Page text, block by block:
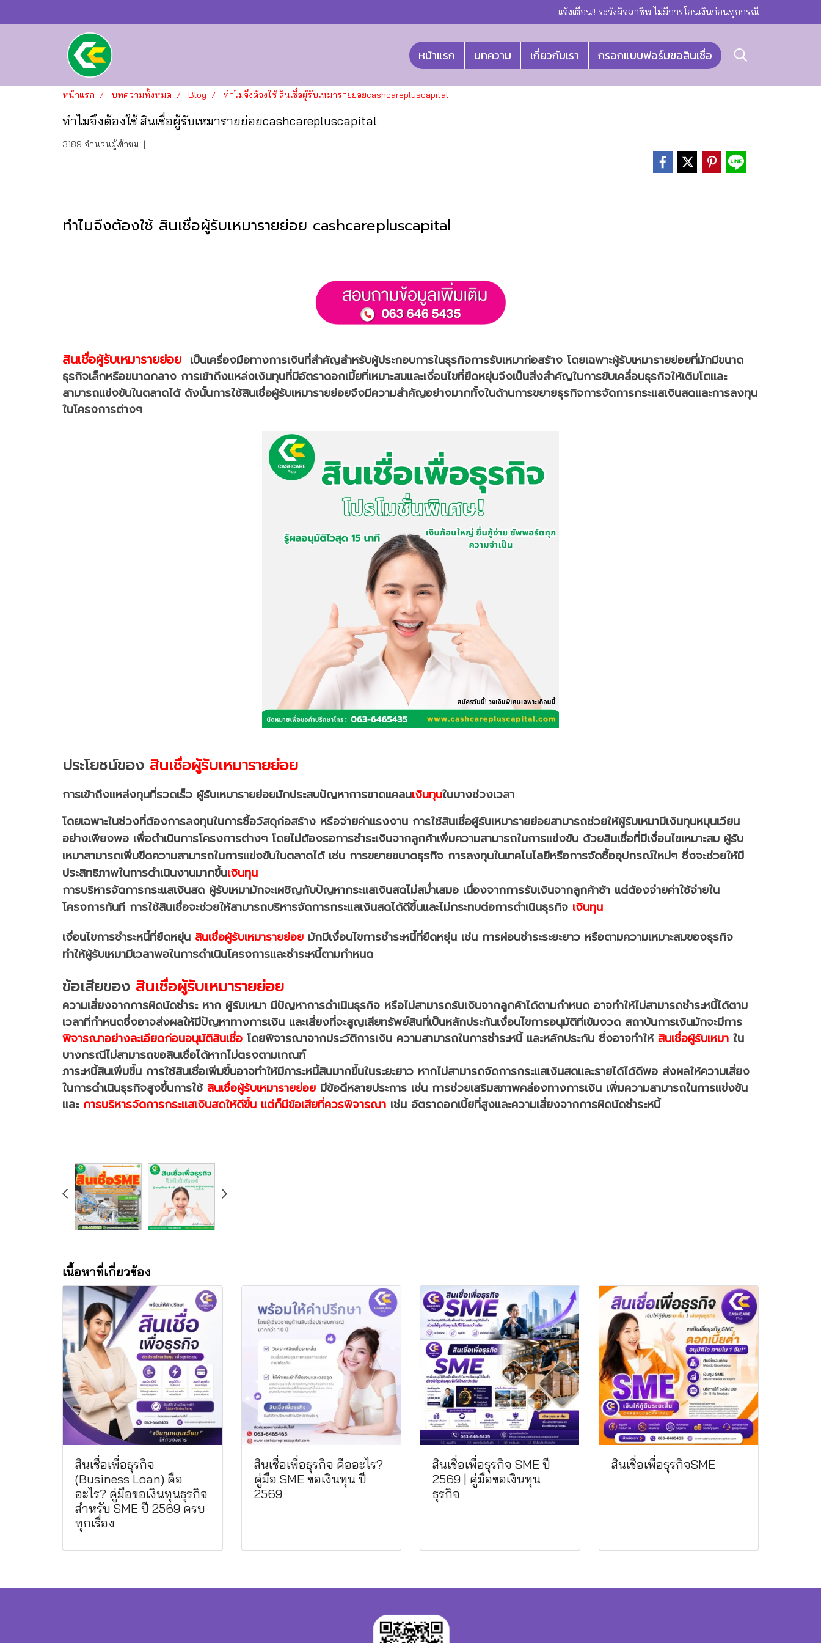
แจ้งเตือน!! ระวังมิจฉาชีพ ไม่มีการโอนเงินก่อนทุกกรณี
หน้าแรก บทความ เกี่ยวกับเรา กรอกแบบฟอร์มขอสินเชื่อ
หน้าแรก บทความทั้งหมด Blog ทำไมจึงต้องใช้ สินเชื่อผู้รับเหมารายย่อยcashcarepluscapital
ทำไมจึงต้องใช้ สินเชื่อผู้รับเหมารายย่อยcashcarepluscapital
3189 จำนวนผู้เข้าชม |
ทำไมจึงต้องใช้ สินเชื่อผู้รับเหมารายย่อย cashcarepluscapital
สินเชื่อผู้รับเหมารายย่อย เป็นเครื่องมือทางการเงินที่สำคัญสำหรับผู้ประกอบการในธุรกิจการรับเหมาก่อสร้าง โดยเฉพาะผู้รับเหมารายย่อยที่มักมีขนาด
ธุรกิจเล็กหรือขนาดกลาง การเข้าถึงแหล่งเงินทุนที่มีอัตราดอกเบี้ยที่เหมาะสมและเงื่อนไขที่ยืดหยุ่นจึงเป็นสิ่งสำคัญในการขับเคลื่อนธุรกิจให้เติบโตและ
สามารถแข่งขันในตลาดได้ ดังนั้นการใช้สินเชื่อผู้รับเหมารายย่อยจึงมีความสำคัญอย่างมากทั้งในด้านการขยายธุรกิจการจัดการกระแสเงินสดและการลงทุน
ในโครงการต่างๆ
ประโยชน์ของ สินเชื่อผู้รับเหมารายย่อย
การเข้าถึงแหล่งทุนที่รวดเร็ว ผู้รับเหมารายย่อยมักประสบปัญหาการขาดแคลนเงินทุนในบางช่วงเวลา
โดยเฉพาะในช่วงที่ต้องการลงทุนในการซื้อวัสดุก่อสร้าง หรือจ่ายค่าแรงงาน การใช้สินเชื่อผู้รับเหมารายย่อยสามารถช่วยให้ผู้รับเหมามีเงินทุนหมุนเวียน
อย่างเพียงพอ เพื่อดำเนินการโครงการต่างๆ โดยไม่ต้องรอการชำระเงินจากลูกค้าเพิ่มความสามารถในการแข่งขัน ด้วยสินเชื่อที่มีเงื่อนไขเหมาะสม ผู้รับ
เหมาสามารถเพิ่มขีดความสามารถในการแข่งขันในตลาดได้ เช่น การขยายขนาดธุรกิจ การลงทุนในเทคโนโลยีหรือการจัดซื้ออุปกรณ์ใหม่ๆ ซึ่งจะช่วยให้มี
ประสิทธิภาพในการดำเนินงานมากขึ้นเงินทุน
การบริหารจัดการกระแสเงินสด ผู้รับเหมามักจะเผชิญกับปัญหากระแสเงินสดไม่สม่ำเสมอ เนื่องจากการรับเงินจากลูกค้าช้า แต่ต้องจ่ายค่าใช้จ่ายใน
โครงการทันที การใช้สินเชื่อจะช่วยให้สามารถบริหารจัดการกระแสเงินสดได้ดีขึ้นและไม่กระทบต่อการดำเนินธุรกิจ เงินทุน
เงื่อนไขการชำระหนี้ที่ยืดหยุ่น สินเชื่อผู้รับเหมารายย่อย มักมีเงื่อนไขการชำระหนี้ที่ยืดหยุ่น เช่น การผ่อนชำระระยะยาว หรือตามความเหมาะสมของธุรกิจ
ทำให้ผู้รับเหมามีเวลาพอในการดำเนินโครงการและชำระหนี้ตามกำหนด
ข้อเสียของ สินเชื่อผู้รับเหมารายย่อย
ความเสี่ยงจากการผิดนัดชำระ หาก ผู้รับเหมา มีปัญหาการดำเนินธุรกิจ หรือไม่สามารถรับเงินจากลูกค้าได้ตามกำหนด อาจทำให้ไม่สามารถชำระหนี้ได้ตาม
เวลาที่กำหนดซึ่งอาจส่งผลให้มีปัญหาทางการเงิน และเสี่ยงที่จะสูญเสียทรัพย์สินที่เป็นหลักประกันเงื่อนไขการอนุมัติที่เข้มงวด สถาบันการเงินมักจะมีการ
พิจารณาอย่างละเอียดก่อนอนุมัติสินเชื่อ โดยพิจารณาจากประวัติการเงิน ความสามารถในการชำระหนี้ และหลักประกัน ซึ่งอาจทำให้ สินเชื่อผู้รับเหมา ใน
บางกรณีไม่สามารถขอสินเชื่อได้หากไม่ตรงตามเกณฑ์
ภาระหนี้สินเพิ่มขึ้น การใช้สินเชื่อเพิ่มขึ้นอาจทำให้มีภาระหนี้สินมากขึ้นในระยะยาว หากไม่สามารถจัดการกระแสเงินสดและรายได้ได้ดีพอ ส่งผลให้ความเสี่ยง
ในการดำเนินธุรกิจสูงขึ้นการใช้ สินเชื่อผู้รับเหมารายย่อย มีข้อดีหลายประการ เช่น การช่วยเสริมสภาพคล่องทางการเงิน เพิ่มความสามารถในการแข่งขัน
และ การบริหารจัดการกระแสเงินสดให้ดีขึ้น แต่ก็มีข้อเสียที่ควรพิจารณา เช่น อัตราดอกเบี้ยที่สูงและความเสี่ยงจากการผิดนัดชำระหนี้
เนื้อหาที่เกี่ยวข้อง
สินเชื่อเพื่อธุรกิจ
(Business Loan) คือ
อะไร? คู่มือขอเงินทุนธุรกิจ
สำหรับ SME ปี 2569 ครบ
ทุกเรื่อง
สินเชื่อเพื่อธุรกิจ คืออะไร?
คู่มือ SME ขอเงินทุน ปี
2569
สินเชื่อเพื่อธุรกิจ SME ปี
2569 | คู่มือขอเงินทุน
ธุรกิจ
สินเชื่อเพื่อธุรกิจSME